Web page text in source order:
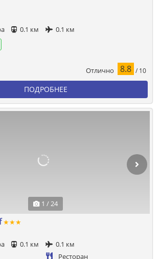
0.1 км
0.1 км
Отлично 8.8 / 10
ПОДРОБНЕЕ
1 / 24
★★★
0.1 км
0.1 км
Ресторан